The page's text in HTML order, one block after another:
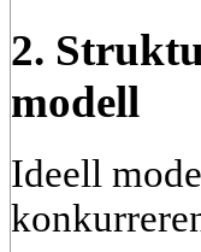
2.
modell
Ideell